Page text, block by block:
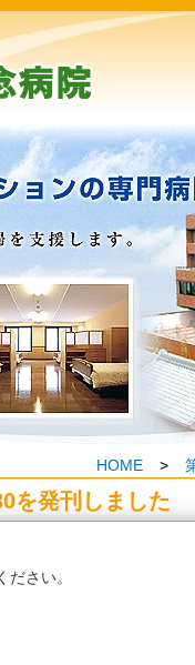
HOME >
を発刊しました
さい。